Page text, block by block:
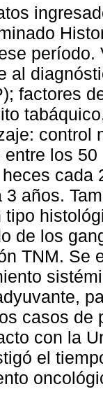
al
factores
control
los
cada
años.
tipo
de los
TNM. Se
casos
con la
el